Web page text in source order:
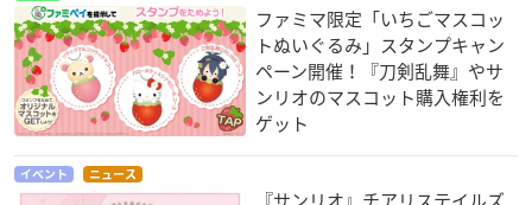
ファミマ限定「いちごマスコッ
トぬいぐるみ」スタンプキャン
ペーン開催！『刀剣乱舞』やサ
ンリオのマスコット購入権利を
ゲット
イベント ニュース